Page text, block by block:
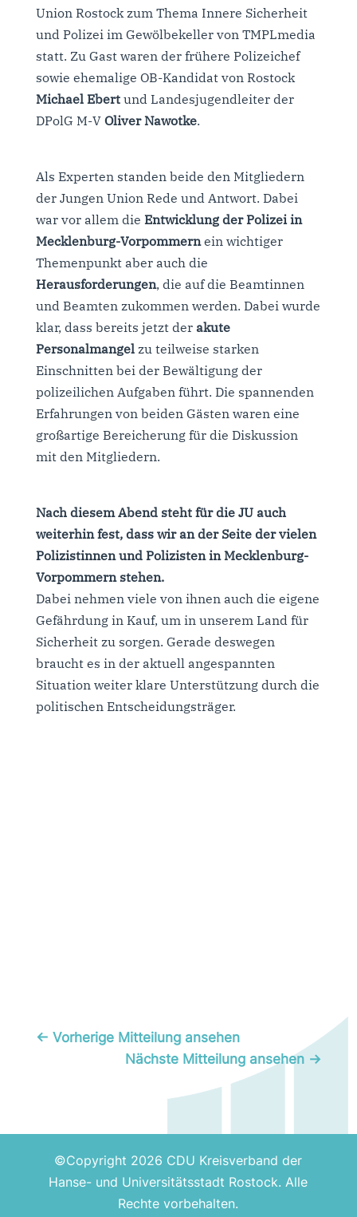
Union Rostock zum Thema Innere Sicherheit
und Polizei im Gewölbekeller von TMPLmedia
statt. Zu Gast waren der frühere Polizeichef
sowie ehemalige OB-Kandidat von Rostock
Michael Ebertund Landesjugendleiter der
DPolG M-V Oliver Nawotke.
Als Experten standen beide den Mitgliedern
der Jungen Union Rede und Antwort. Dabei
war vor allem die Entwicklung der Polizei in
Mecklenburg-Vorpommernein wichtiger
Themenpunkt aber auch die
Herausforderungen, die auf die Beamtinnen
und Beamten zukommen werden. Dabei wurde
klar, dass bereits jetzt der akute
Personalmangelzu teilweise starken
Einschnitten bei der Bewältigung der
polizeilichen Aufgaben führt. Die spannenden
Erfahrungen von beiden Gästen waren eine
großartige Bereicherung für die Diskussion
mit den Mitgliedern.
Nach diesem Abend steht für die JU auch
weiterhin fest, dass wir an der Seite der vielen
Polizistinnen und Polizisten in Mecklenburg-
Vorpommern stehen.
Dabei nehmen viele von ihnen auch die eigene
Gefährdung in Kauf, um in unserem Land für
Sicherheit zu sorgen. Gerade deswegen
braucht es in der aktuell angespannten
Situation weiter klare Unterstützung durch die
politischen Entscheidungsträger.
← Vorherige Mitteilung ansehen
Nächste Mitteilung ansehen →
©Copyright 2026 CDU Kreisverband der
Hanse- und Universitätsstadt Rostock. Alle
Rechte vorbehalten.